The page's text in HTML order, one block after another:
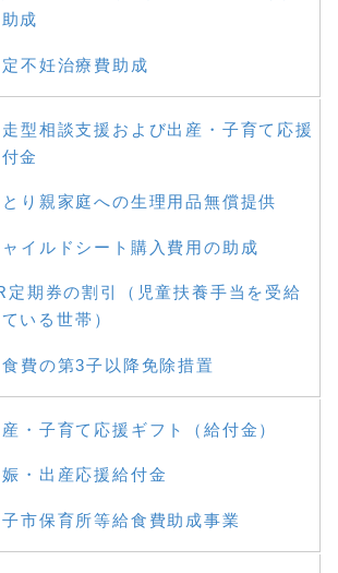
成
不妊治療費助成
型相談支援および出産・子育て応援
金
り親家庭への生理用品無償提供
イルドシート購入費用の助成
定期券の割引（児童扶養手当を受給
ている世帯）
費の第3子以降免除措置
・子育て応援ギフト（給付金）
・出産応援給付金
市保育所等給食費助成事業